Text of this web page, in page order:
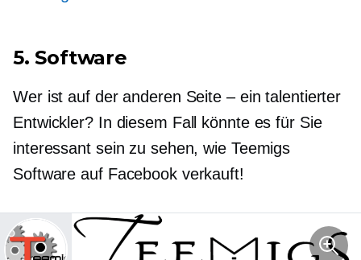
5. Software
Wer ist auf der anderen Seite – ein talentierter
Entwickler? In diesem Fall könnte es für Sie
interessant sein zu sehen, wie Teemigs
Software auf Facebook verkauft!